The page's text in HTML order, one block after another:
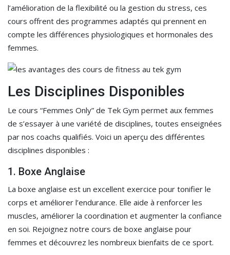
l’amélioration de la flexibilité ou la gestion du stress, ces
cours offrent des programmes adaptés qui prennent en
compte les différences physiologiques et hormonales des
femmes.
Les Disciplines Disponibles
Le cours “Femmes Only” de Tek Gym permet aux femmes
de s’essayer à une variété de disciplines, toutes enseignées
par nos coachs qualifiés. Voici un aperçu des différentes
disciplines disponibles :
1. Boxe Anglaise
La boxe anglaise est un excellent exercice pour tonifier le
corps et améliorer l’endurance. Elle aide à renforcer les
muscles, améliorer la coordination et augmenter la confiance
en soi. Rejoignez notre cours de boxe anglaise pour
femmes et découvrez les nombreux bienfaits de ce sport.